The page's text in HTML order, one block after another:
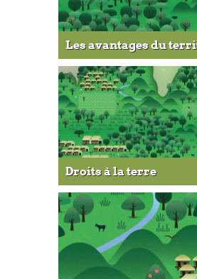
Les avantages du
Droits à la terre